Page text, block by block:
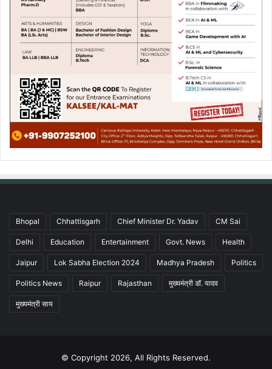
Bhopal Chhattisgarh Chief Minister Dr. Yadav CM Sai
Delhi Education Entertainment Govt. News Health
Jaipur Lok Sabha Election 2024 Madhya Pradesh Politics
Politics News Raipur Rajasthan मुख्यमंत्री डॉ. यादव
मुख्यमंत्री साय
© Copyright 2026, All Rights Reserved.